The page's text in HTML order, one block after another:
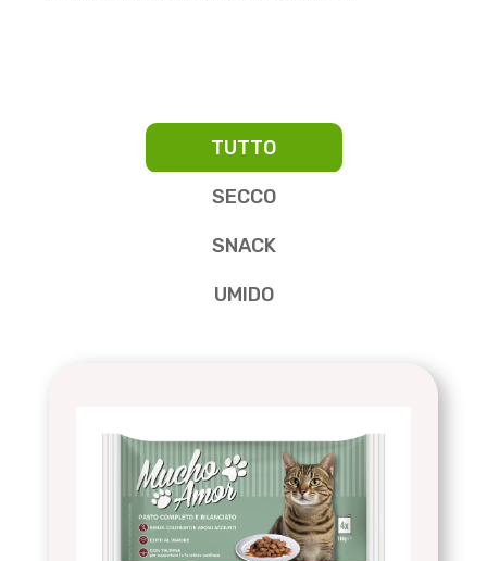
TUTTO
SECCO
SNACK
UMIDO